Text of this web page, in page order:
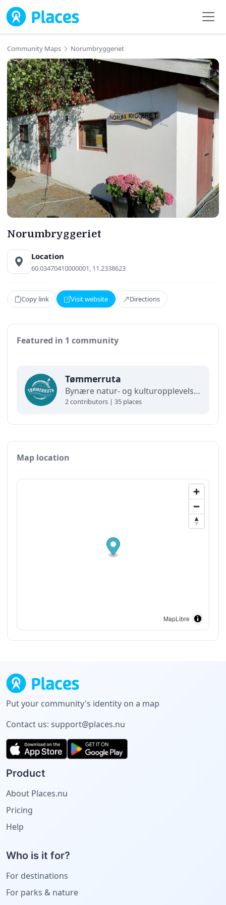
Skip to main content
Community Maps Norumbryggeriet
Norumbryggeriet
Location
60.03470410000001, 11.2338623
Copy link Visit website Directions
Featured in 1 community
Tømmerruta
Bynære natur- og kulturopplevelser for hele familien. En halv time fra Oslo finner du Tømmerruta – et historisk område hvor tømmerdrift ligger til grunn for det man kan se og gjøre her i dag.
2 contributors | 35 places
Map location
MapLibre
Put your community's identity on a map
Contact us: support@places.nu
Product
About Places.nu
Pricing
Help
Who is it for?
For destinations
For parks & nature